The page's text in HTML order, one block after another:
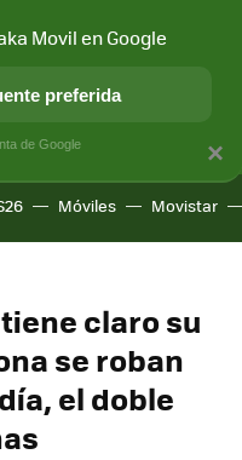
APLICACIONES
Móviles Movistar
claro su
se roban
el doble
×
Movil en Google
preferida
de Google